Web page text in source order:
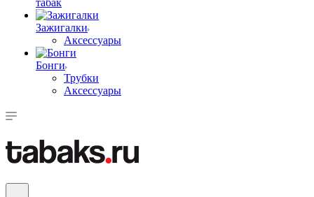
табак
Зажигалки
Аксессуары
Бонги
Трубки
Аксессуары